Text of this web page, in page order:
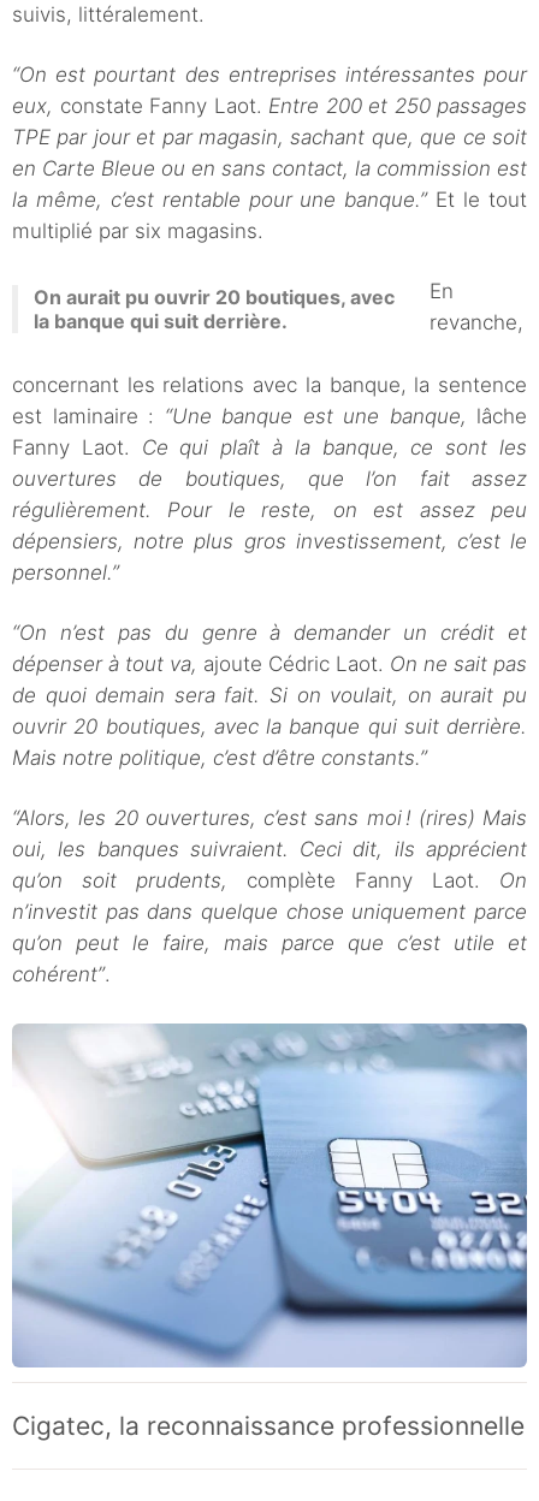
suivis, littéralement.
“On est pourtant des entreprises intéressantes pour
eux, constate Fanny Laot. Entre 200 et 250 passages
TPE par jour et par magasin, sachant que, que ce soit
en Carte Bleue ou en sans contact, la commission est
la même, c’est rentable pour une banque.”Et le tout
multiplié par six magasins.
On aurait pu ouvrir 20 boutiques, avec
la banque qui suit derrière.
En
revanche,
concernant les relations avec la banque, la sentence
est laminaire : “Une banque est une banque, lâche
Fanny Laot. Ce qui plaît à la banque, ce sont les
ouvertures de boutiques, que l’on fait assez
régulièrement. Pour le reste, on est assez peu
dépensiers, notre plus gros investissement, c’est le
personnel.”
“On n’est pas du genre à demander un crédit et
dépenser à tout va, ajoute Cédric Laot. On ne sait pas
de quoi demain sera fait. Si on voulait, on aurait pu
ouvrir 20 boutiques, avec la banque qui suit derrière.
Mais notre politique, c’est d’être constants.”
“Alors, les 20 ouvertures, c’est sans moi ! (rires) Mais
oui, les banques suivraient. Ceci dit, ils apprécient
qu’on soit prudents, complète Fanny Laot. On
n’investit pas dans quelque chose uniquement parce
qu’on peut le faire, mais parce que c’est utile et
cohérent”.
Cigatec, la reconnaissance professionnelle